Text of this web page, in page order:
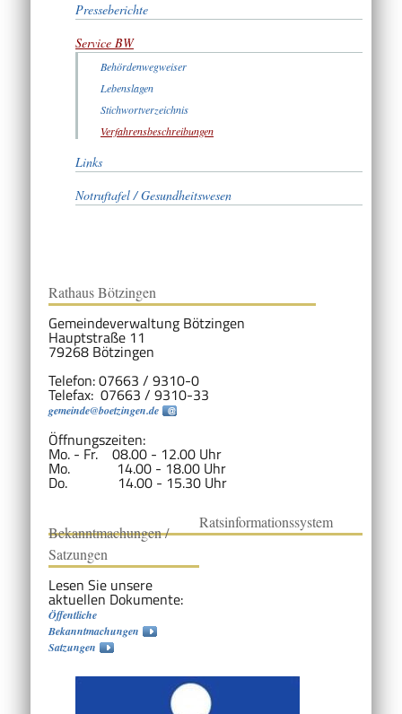
Presseberichte
Service BW
Behördenwegweiser
Lebenslagen
Stichwortverzeichnis
Verfahrensbeschreibungen
Links
Notruftafel / Gesundheitswesen
Rathaus Bötzingen
Gemeindeverwaltung Bötzingen
Hauptstraße 11
79268 Bötzingen
Telefon: 07663 / 9310-0
Telefax: 07663 / 9310-33
gemeinde@boetzingen.de
Öffnungszeiten:
Mo. - Fr. 08.00 - 12.00 Uhr
Mo. 14.00 - 18.00 Uhr
Do. 14.00 - 15.30 Uhr
Bekanntmachungen /
Satzungen
Lesen Sie unsere
aktuellen Dokumente:
Öffentliche
Bekanntmachungen
Satzungen
Ratsinformationssystem